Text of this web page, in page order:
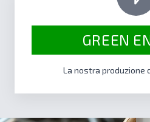
GREEN
La nostra produzione